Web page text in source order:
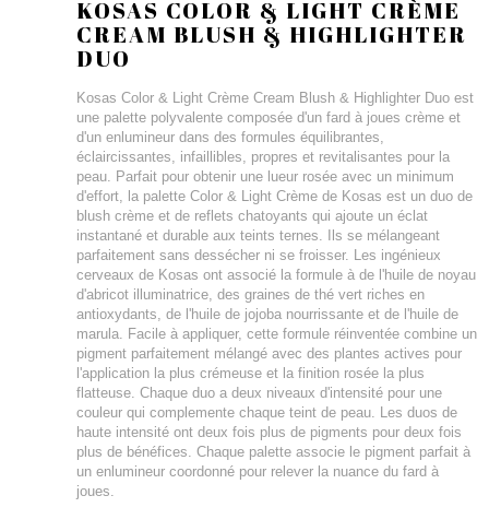
KOSAS COLOR & LIGHT CRÈME
CREAM BLUSH & HIGHLIGHTER
DUO
Kosas Color & Light Crème Cream Blush & Highlighter Duo est
une palette polyvalente composée d'un fard à joues crème et
d'un enlumineur dans des formules équilibrantes,
éclaircissantes, infaillibles, propres et revitalisantes pour la
peau. Parfait pour obtenir une lueur rosée avec un minimum
d'effort, la palette Color & Light Crème de Kosas est un duo de
blush crème et de reflets chatoyants qui ajoute un éclat
instantané et durable aux teints ternes. Ils se mélangeant
parfaitement sans dessécher ni se froisser. Les ingénieux
cerveaux de Kosas ont associé la formule à de l'huile de noyau
d'abricot illuminatrice, des graines de thé vert riches en
antioxydants, de l'huile de jojoba nourrissante et de l'huile de
marula. Facile à appliquer, cette formule réinventée combine un
pigment parfaitement mélangé avec des plantes actives pour
l'application la plus crémeuse et la finition rosée la plus
flatteuse. Chaque duo a deux niveaux d'intensité pour une
couleur qui complemente chaque teint de peau. Les duos de
haute intensité ont deux fois plus de pigments pour deux fois
plus de bénéfices. Chaque palette associe le pigment parfait à
un enlumineur coordonné pour relever la nuance du fard à
joues.